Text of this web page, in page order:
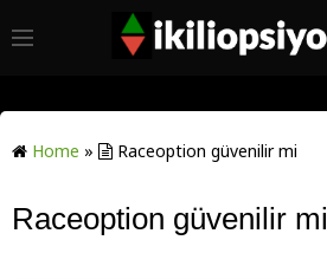
Home » Raceoption güvenilir mi
Raceoption güvenilir mi